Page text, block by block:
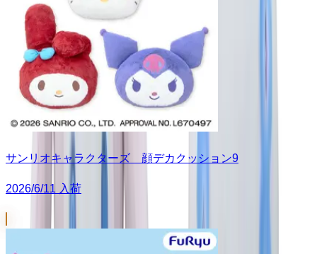
サンリオキャラクターズ 顔デカクッション9
2026/6/11 入荷